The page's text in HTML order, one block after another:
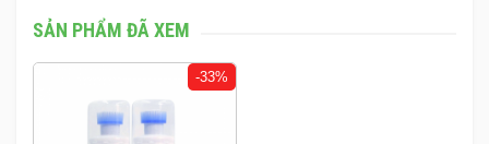
SẢN PHẨM ĐÃ XEM
-33%